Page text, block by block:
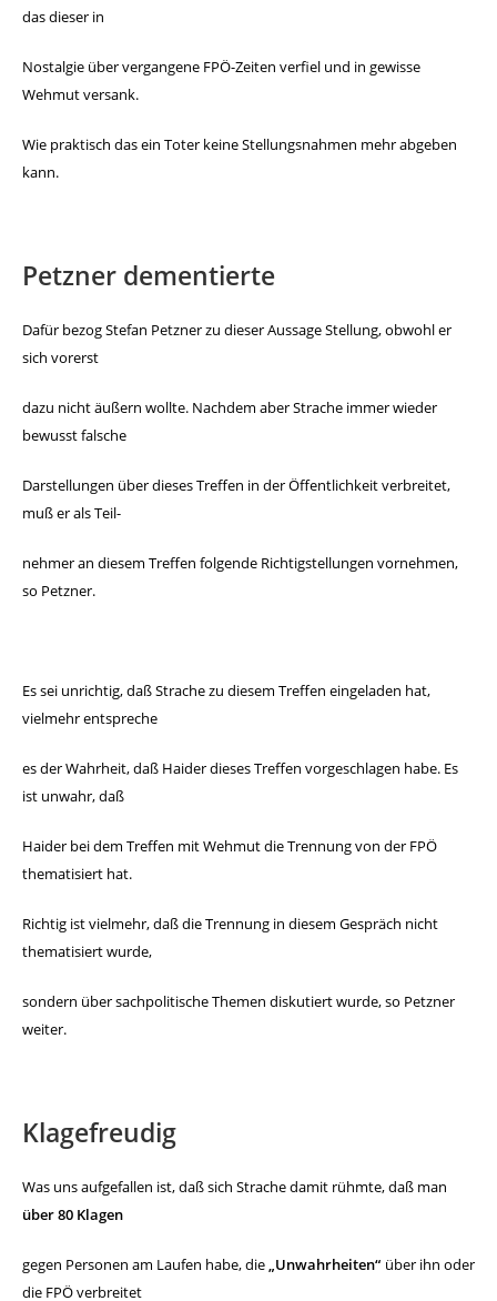
das dieser in
Nostalgie über vergangene FPÖ-Zeiten verfiel und in gewisse
Wehmut versank.
Wie praktisch das ein Toter keine Stellungsnahmen mehr abgeben
kann.
Petzner dementierte
Dafür bezog Stefan Petzner zu dieser Aussage Stellung, obwohl er
sich vorerst
dazu nicht äußern wollte. Nachdem aber Strache immer wieder
bewusst falsche
Darstellungen über dieses Treffen in der Öffentlichkeit verbreitet,
mußer als Teil-
nehmer an diesem Treffen folgende Richtigstellungen vornehmen,
so Petzner.
Es sei unrichtig, daß Strache zu diesem Treffen eingeladen hat,
vielmehr entspreche
es der Wahrheit, daß Haider diesesTreffen vorgeschlagen habe. Es
ist unwahr, daß
Haider bei dem Treffen mit Wehmut dieTrennung von der FPÖ
thematisiert hat.
Richtig ist vielmehr,daß die Trennung in diesem Gespräch nicht
thematisiert wurde,
sondern über sachpolitische Themen diskutiert wurde, so Petzner
weiter.
Klagefreudig
Was uns aufgefallen ist, daß sich Strache damit rühmte, daß man
über 80 Klagen
gegen Personen am Laufen habe, die„Unwahrheiten“ über ihn oder
die FPÖ verbreitet